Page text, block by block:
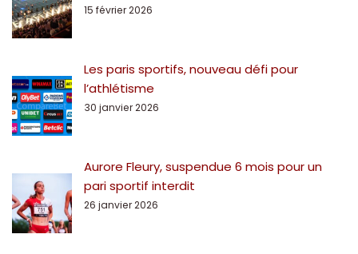
15 février 2026
Les paris sportifs, nouveau défi pour
l’athlétisme
30 janvier 2026
Aurore Fleury, suspendue 6 mois pour un
pari sportif interdit
26 janvier 2026